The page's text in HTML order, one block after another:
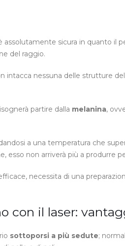
assolutamente sicura in quanto il
del raggio.
intacca nessuna delle strutture
partire dalla melanina,
a una temperatura che
esso non arriverà più a produrre
necessita di una
con il laser:
sottoporsi a più sedute;